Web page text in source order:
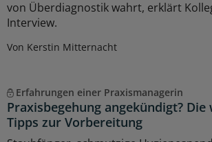
von Überdiagnostik wahrt, erklärt
Interview.
Von Kerstin Mitternacht
Erfahrungen einer Praxismanagerin
Praxisbegehung angekündigt?
Tipps zur Vorbereitung